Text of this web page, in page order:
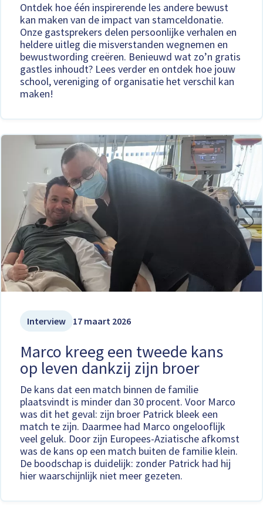
Ontdek hoe één inspirerende les andere bewust
kan maken van de impact van stamceldonatie.
Onze gastsprekers delen persoonlijke verhalen en
heldere uitleg die misverstanden wegnemen en
bewustwording creëren. Benieuwd wat zo’n gratis
gastles inhoudt? Lees verder en ontdek hoe jouw
school, vereniging of organisatie het verschil kan
maken!
Interview 17 maart 2026
Marco kreeg een tweede kans
op leven dankzij zijn broer
De kans dat een match binnen de familie
plaatsvindt is minder dan 30 procent. Voor Marco
was dit het geval: zijn broer Patrick bleek een
match te zijn. Daarmee had Marco ongelooflijk
veel geluk. Door zijn Europees-Aziatische afkomst
was de kans op een match buiten de familie klein.
De boodschap is duidelijk: zonder Patrick had hij
hier waarschijnlijk niet meer gezeten.